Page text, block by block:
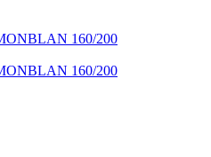
160/200
160/200